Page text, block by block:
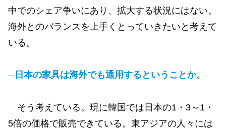
中でのシェア争いにあり、拡大する状況にはない。
海外とのバランスを上手くとっていきたいと考えて
いる。
─日本の家具は海外でも通用するということか。
そう考えている。現に韓国では日本の1・3～1・
5倍の価格で販売できている。東アジアの人々には